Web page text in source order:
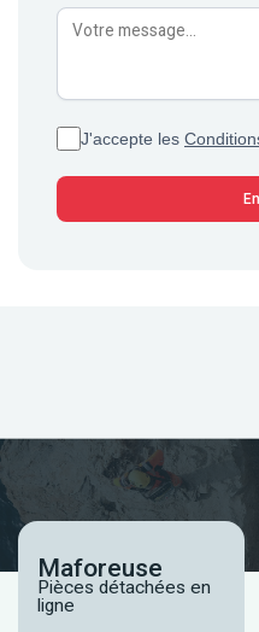
J'accepte les
Maforeuse
Pièces détachées en
ligne